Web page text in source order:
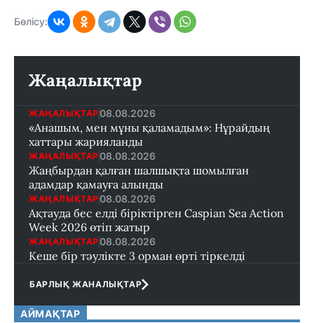
Бөлісу:
Жаңалықтар
ЖАҢАЛЫҚТАР 08.08.2026
«Анашым, мен мұны қаламадым»: Нұрайдың
хаттары жарияланды
ЖАҢАЛЫҚТАР 08.08.2026
Жаңбырдан қалған шалшықта шомылған
адамдар қамауға алынды
ЖАҢАЛЫҚТАР 08.08.2026
Ақтауда бес елді біріктірген Caspian Sea Action
Week 2026 өтіп жатыр
ЖАҢАЛЫҚТАР 08.08.2026
Кеше бір тәулікте 3 орман өрті тіркелді
БАРЛЫҚ ЖАНАЛЫҚТАР
АЙМАҚТАР